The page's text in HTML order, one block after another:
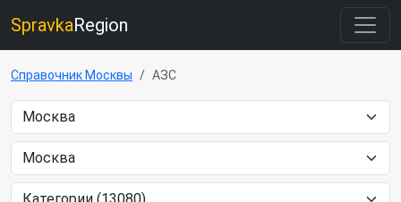
SpravkaRegion
Справочник Москвы АЗС